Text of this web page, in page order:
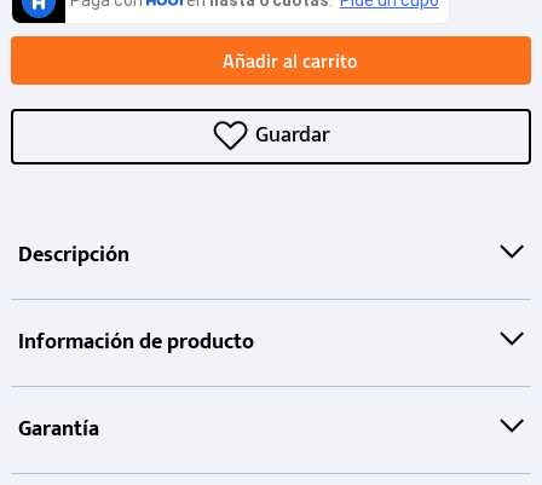
Añadir al carrito
Descripción
Información de producto
Garantía